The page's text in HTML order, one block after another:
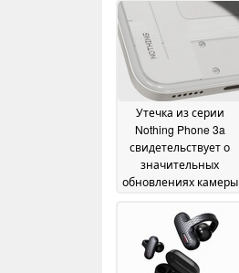
Утечка из серии
Nothing Phone 3a
свидетельствует о
значительных
обновлениях камеры